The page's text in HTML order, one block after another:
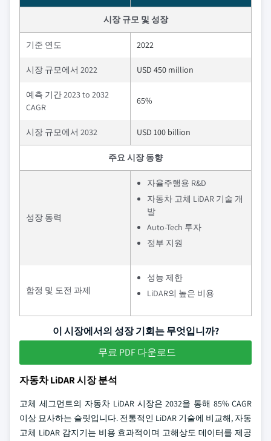
시장 규모 및 성장
기준 연도 2022
시장 규모에서 2022 USD 450 million
예측 기간 2023 to 2032
CAGR
65%
시장 규모에서 2032 USD 100 billion
주요 시장 동향
성장 동력
자율주행용 R&D
자동차 고체 LiDAR 기술 개
발
Auto-Tech 투자
정부 지원
함정 및 도전 과제
성능 제한
LiDAR의 높은 비용
이 시장에서의 성장 기회는 무엇입니까?
무료 PDF 다운로드
자동차 LiDAR 시장 분석
고체 세그먼트의 자동차 LiDAR 시장은 2032을 통해 85% CAGR
이상 묘사하는 슬릿입니다. 전통적인 LiDAR 기술에 비교해, 자동
고체 LiDAR 감지기는 비용 효과적이며 고해상도 데이터를 제공